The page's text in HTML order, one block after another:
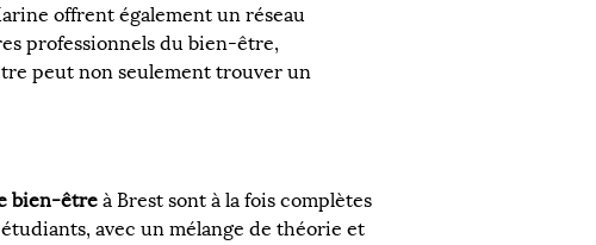
offrent également un réseau
professionnels du bien-être,
peut non seulement trouver un
bien-être à Brest sont à la fois complètes
avec un mélange de théorie et